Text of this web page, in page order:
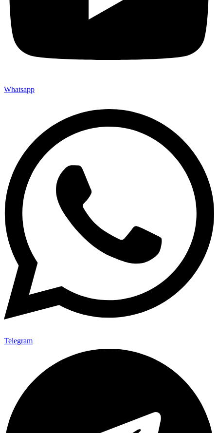
Whatsapp
Telegram